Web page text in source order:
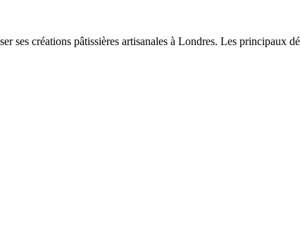
ses créations pâtissières artisanales à Londres. Les principaux